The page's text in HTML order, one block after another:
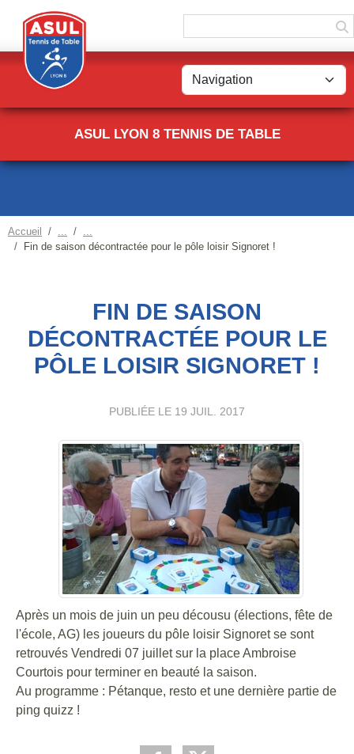
ASUL LYON 8 TENNIS DE TABLE
Accueil
Fin de saison décontractée pour le pôle loisir Signoret !
FIN DE SAISON
DÉCONTRACTÉE POUR LE
PÔLE LOISIR SIGNORET !
PUBLIÉE LE 19 JUIL. 2017
Après un mois de juin un peu décousu (élections, fête de
l'école, AG) les joueurs du pôle loisir Signoret se sont
retrouvés Vendredi 07 juillet sur la place Ambroise
Courtois pour terminer en beauté la saison.
Au programme : Pétanque, resto et une dernière partie de
ping quizz !
Panneau de gestion des cookies